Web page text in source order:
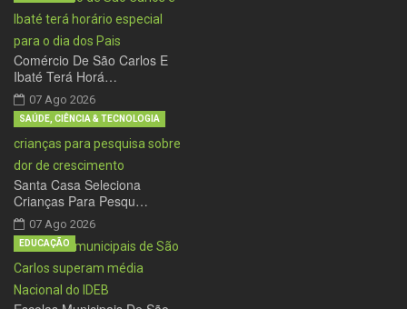
Comércio De São Carlos E
Ibaté Terá Horá…
07 Ago 2026
Santa Casa Seleciona
Crianças Para Pesqu…
07 Ago 2026
SAÚDE, CIÊNCIA & TECNOLOGIA
EDUCAÇÃO